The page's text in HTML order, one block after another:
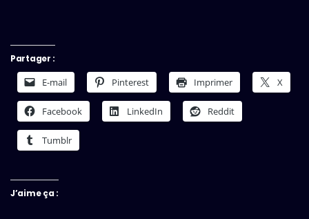
Partager :
E-mail Pinterest Imprimer X
Facebook LinkedIn Reddit
Tumblr
J’aime ça :